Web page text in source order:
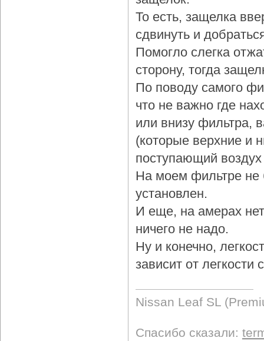
То есть, защелка
сдвинуть и
Помогло слегка
сторону, тогда
По поводу самого
что не важно где
или внизу фильтра,
(которые верхние и
поступающий
На моем фильтре не
установлен.
И еще, на амерах
ничего не надо.
Ну и конечно,
зависит от
Nissan Leaf SL
Спасибо сказали: